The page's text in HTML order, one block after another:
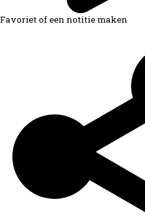
Favoriet of een notitie maken